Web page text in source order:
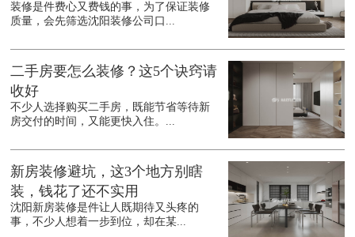
装修是件费心又费钱的事，为了保证装修
质量，会先筛选沈阳装修公司口...
二手房要怎么装修？这5个诀窍请
收好
不少人选择购买二手房，既能节省等待新
房交付的时间，又能更快入住。...
新房装修避坑，这3个地方别瞎
装，钱花了还不实用
沈阳新房装修是件让人既期待又头疼的
事，不少人想着一步到位，却在某...